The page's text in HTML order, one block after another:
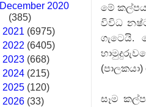
Akahe Indala Song Lyrics -
Raawaya Song Lyrics - රාවය
Saddeta Denna Song Lyrics -
Kaalaya Song Lyrics - කාලය
December 2020
(385)
2021 (6975)
2022 (6405)
2023 (668)
2024 (215)
2025 (120)
2026 (33)
මේ
විවිධ
(පාලකයා)
සෑම